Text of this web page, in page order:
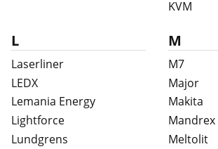
KVM
L
Laserliner
LEDX
Lemania Energy
Lightforce
Lundgrens
M
M7
Major
Makita
Mandrex
Meltolit